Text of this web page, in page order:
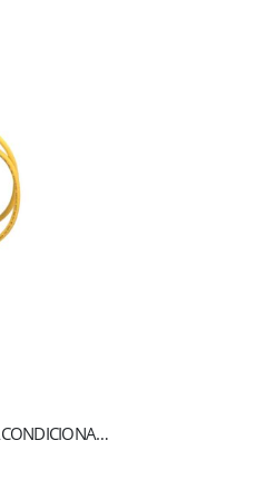
KIT DE LAVADO DE SISTEMAS DE AIRE ACONDICIONADO Y REFRIGERACIÓN